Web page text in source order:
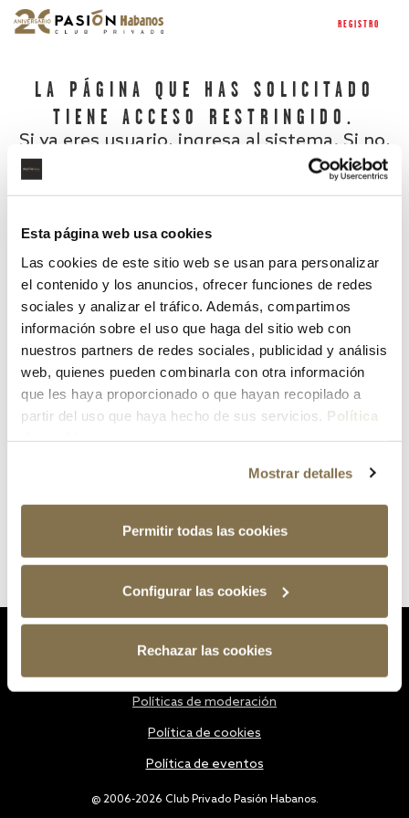
Esta página web usa cookies
Las cookies de este sitio web se usan para personalizar
el contenido y los anuncios, ofrecer funciones de redes
sociales y analizar el tráfico. Además, compartimos
información sobre el uso que haga del sitio web con
nuestros partners de redes sociales, publicidad y análisis
web, quienes pueden combinarla con otra información
que les haya proporcionado o que hayan recopilado a
partir del uso que haya hecho de sus servicios. Política
Mostrar detalles
Permitir todas las cookies
Configurar las cookies
Rechazar las cookies
REGISTRO
LA PÁGINA QUE HAS SOLICITADO
TIENE ACCESO RESTRINGIDO.
Si ya eres usuario, ingresa al sistema. Si no,
¿Has olvidado tu contraseña?
@ 2006-2026 Club Privado Pasión Habanos.
Políticas de moderación
Política de cookies
Política de eventos